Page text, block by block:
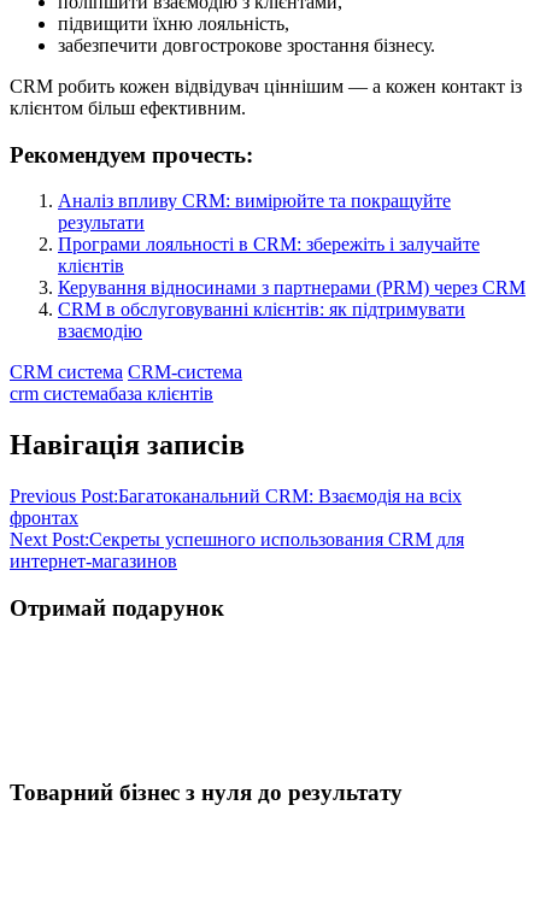
підвищити їхню лояльність,
забезпечити довгострокове зростання бізнесу.
CRM робить кожен відвідувач ціннішим — а кожен контакт із
клієнтом більш ефективним.
Рекомендуем прочесть:
Аналіз впливу CRM: вимірюйте та покращуйте
результати
Програми лояльності в CRM: збережіть і залучайте
клієнтів
Керування відносинами з партнерами (PRM) через CRM
CRM в обслуговуванні клієнтів: як підтримувати
взаємодію
CRM система CRM-система
crm системабаза клієнтів
Навігація записів
Previous Post:Багатоканальний CRM: Взаємодія на всіх
фронтах
Next Post:Секреты успешного использования CRM для
интернет-магазинов
Отримай подарунок
Товарний бізнес з нуля до результату